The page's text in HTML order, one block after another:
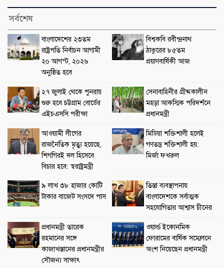
সর্বশেষ
বাংলাদেশের ২৩তম
রাষ্ট্রপতি নির্বাচন আগামী
২০ আগস্ট, ২০২৬
অনুষ্ঠিত হবে
বিশ্বকবি রবীন্দ্রনাথ
ঠাকুরের ৮৫তম
প্রয়াণবার্ষিকী আজ
২৭ জুলাই থেকে পুনরায়
শুরু হবে চট্টগ্রাম বোর্ডের
এইচএসসি পরীক্ষা
সেনাবাহিনীর গ্রীষ্মকালীন
মহড়া আকস্মিক পরিদর্শনে
প্রধানমন্ত্রী
আওয়ামী লীগের
রাজনৈতিক মৃত্যু হয়েছে,
শিগগিরই দল হিসেবে
বিচার হবে: স্বরাষ্ট্রমন্ত্রী
মিডিয়া শক্তিশালী হলেই
গণতন্ত্র শক্তিশালী হয়:
মির্জা ফখরুল
৯ লাখ ৩৮ হাজার কোটি
টাকার বাজেট সংসদে পাস
তিস্তা ব্যবস্থাপনায়
বাংলাদেশকে সর্বাত্মক
সহযোগিতার আশ্বাস চীনের
প্রধানমন্ত্রী তারেক
রহমানের সঙ্গে
কাজাখস্তানের প্রধানমন্ত্রীর
সৌজন্য সাক্ষাৎ
ওয়ার্ল্ড ইকোনমিক
ফোরামের বার্ষিক সম্মেলনে
অংশ নিয়েছেন প্রধানমন্ত্রী